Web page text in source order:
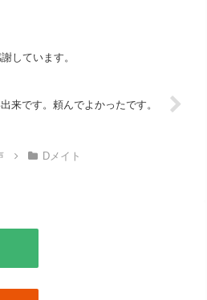
しています。
来です。頼んでよかったです。
Dメイト